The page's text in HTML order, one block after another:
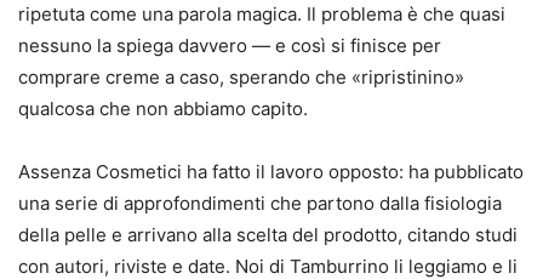
ripetuta come una parola magica. Il problema è che quasi
nessuno la spiega davvero — e così si finisce per
comprare creme a caso, sperando che «ripristinino»
qualcosa che non abbiamo capito.
Assenza Cosmetici ha fatto il lavoro opposto: ha pubblicato
una serie di approfondimenti che partono dalla fisiologia
della pelle e arrivano alla scelta del prodotto, citando studi
con autori, riviste e date. Noi di Tamburrino li leggiamo e li